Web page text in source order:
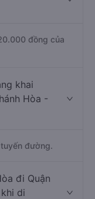
đồng của
khai
Hòa -
đường.
đi Quận
di